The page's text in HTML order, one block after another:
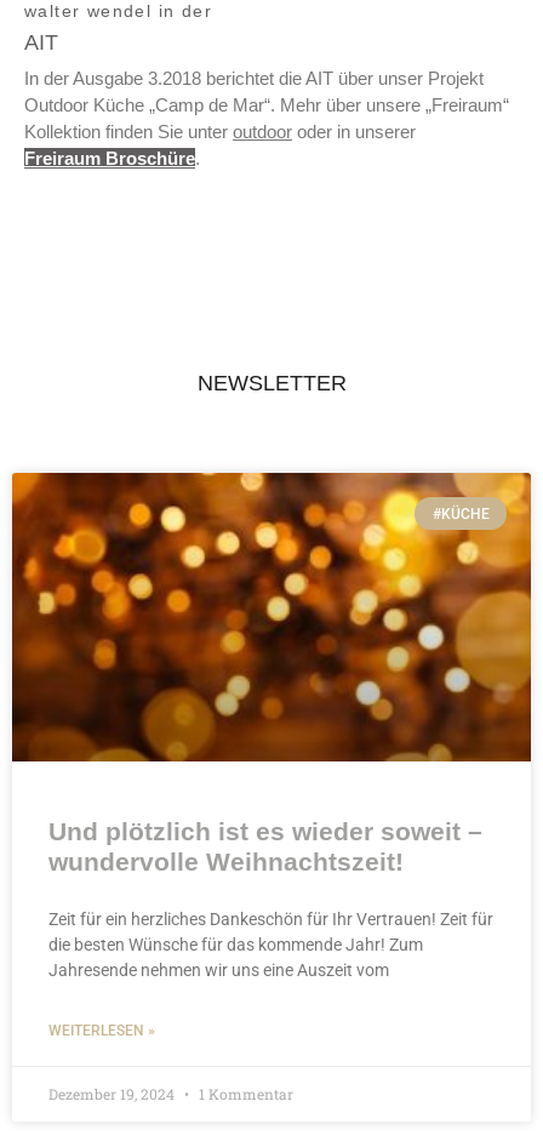
walter wendel in der
AIT
In der Ausgabe 3.2018 berichtet die AIT über unser Projekt
Outdoor Küche „Camp de Mar“. Mehr über unsere „Freiraum“
Kollektion finden Sie unter outdoor oder in unserer
Freiraum Broschüre.
NEWSLETTER
#KÜCHE
Und plötzlich ist es wieder soweit –
wundervolle Weihnachtszeit!
Zeit für ein herzliches Dankeschön für Ihr Vertrauen! Zeit für
die besten Wünsche für das kommende Jahr! Zum
Jahresende nehmen wir uns eine Auszeit vom
WEITERLESEN »
Dezember 19, 2024 1 Kommentar